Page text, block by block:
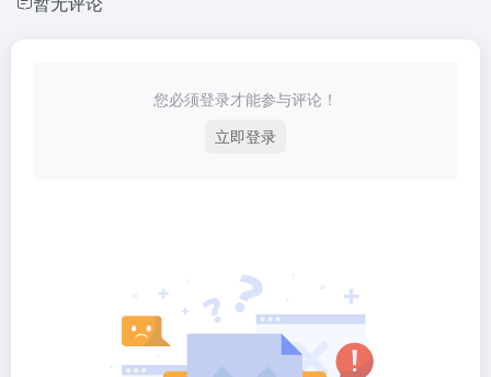
您必须登录才能参与评论！
立即登录